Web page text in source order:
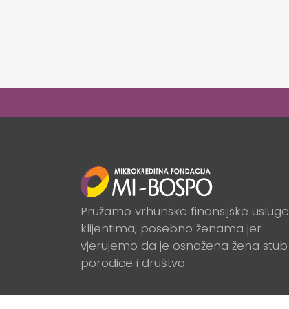
Pružamo vrhunske finansijske usluge
klijentima, posebno ženama jer
vjerujemo da je osnažena žena stub
porodice i društva.